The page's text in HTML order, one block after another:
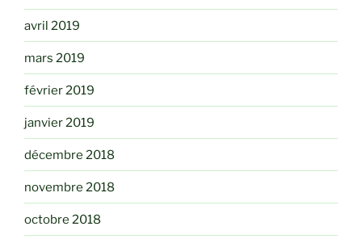
avril 2019
mars 2019
février 2019
janvier 2019
décembre 2018
novembre 2018
octobre 2018